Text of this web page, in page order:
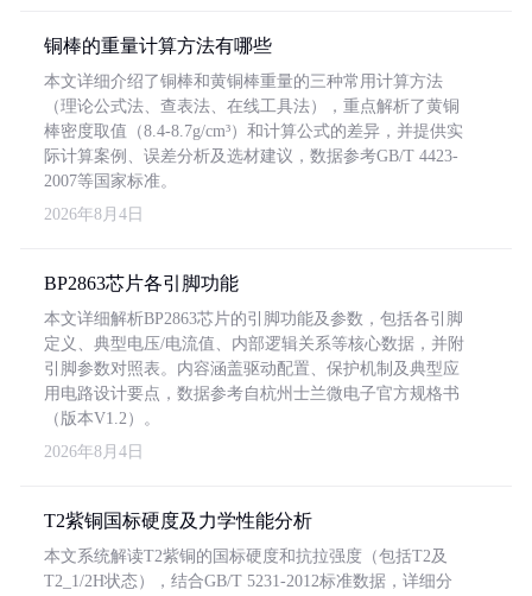
铜棒的重量计算方法有哪些
本文详细介绍了铜棒和黄铜棒重量的三种常用计算方法
（理论公式法、查表法、在线工具法），重点解析了黄铜
棒密度取值（8.4-8.7g/cm³）和计算公式的差异，并提供实
际计算案例、误差分析及选材建议，数据参考GB/T 4423-
2007等国家标准。
2026年8月4日
BP2863芯片各引脚功能
本文详细解析BP2863芯片的引脚功能及参数，包括各引脚
定义、典型电压/电流值、内部逻辑关系等核心数据，并附
引脚参数对照表。内容涵盖驱动配置、保护机制及典型应
用电路设计要点，数据参考自杭州士兰微电子官方规格书
（版本V1.2）。
2026年8月4日
T2紫铜国标硬度及力学性能分析
本文系统解读T2紫铜的国标硬度和抗拉强度（包括T2及
T2_1/2H状态），结合GB/T 5231-2012标准数据，详细分